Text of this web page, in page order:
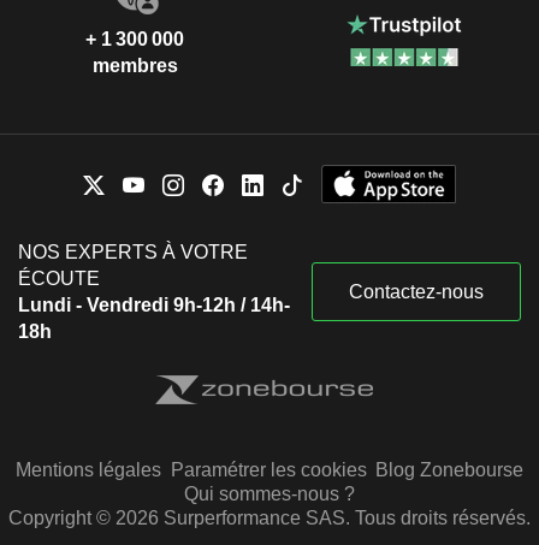
+ 1 300 000
membres
NOS EXPERTS À VOTRE
ÉCOUTE
Lundi - Vendredi 9h-12h / 14h-
18h
Contactez-nous
Mentions légales Paramétrer les cookies Blog Zonebourse
Qui sommes-nous ?
Copyright © 2026 Surperformance SAS. Tous droits réservés.